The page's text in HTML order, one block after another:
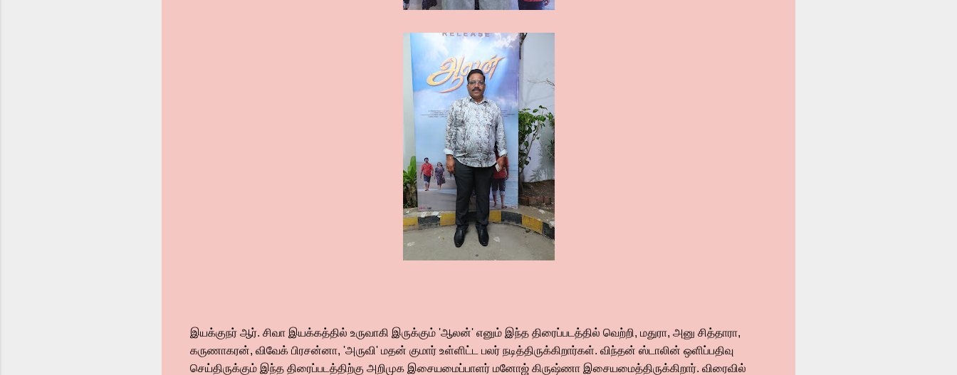
இயக்குநர் ஆர். சிவா இயக்கத்தில் உருவாகி இருக்கும் 'ஆலன்' எனும் இந்த திரைப்படத்தில் வெற்றி, மதுரா, அனு சித்தாரா,
கருணாகரன், விவேக் பிரசன்னா, 'அருவி' மதன் குமார் உள்ளிட்ட பலர் நடித்திருக்கிறார்கள். விந்தன் ஸ்டாலின் ஒளிப்பதிவு
செய்திருக்கும் இந்த திரைப்படத்திற்கு அறிமுக இசையமைப்பாளர் மனோஜ் கிருஷ்ணா இசையமைத்திருக்கிறார். விரைவில்